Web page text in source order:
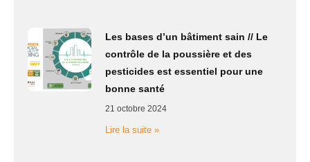
Les bases d’un bâtiment sain // Le
contrôle de la poussière et des
pesticides est essentiel pour une
bonne santé
21 octobre 2024
Lire la suite »